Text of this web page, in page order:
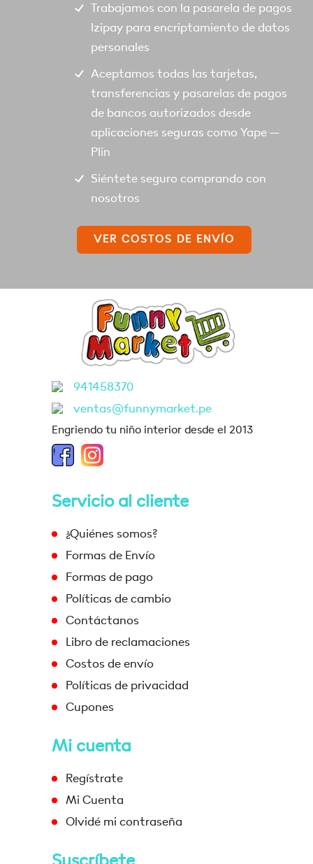
Trabajamos con la pasarela de pagos
Izipay para encriptamiento de datos
personales
Aceptamos todas las tarjetas,
transferencias y pasarelas de pagos
de bancos autorizados desde
aplicaciones seguras como Yape –
Plin
Siéntete seguro comprando con
nosotros
VER COSTOS DE ENVÍO
941458370
ventas@funnymarket.pe
Engriendo tu niño interior desde el 2013
Servicio al cliente
¿Quiénes somos?
Formas de Envío
Formas de pago
Políticas de cambio
Contáctanos
Libro de reclamaciones
Costos de envío
Políticas de privacidad
Cupones
Mi cuenta
Regístrate
Mi Cuenta
Olvidé mi contraseña